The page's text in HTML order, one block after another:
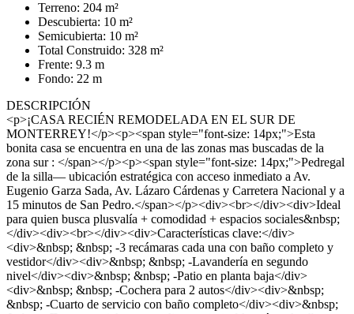
Terreno: 204 m²
Descubierta: 10 m²
Semicubierta: 10 m²
Total Construido: 328 m²
Frente: 9.3 m
Fondo: 22 m
DESCRIPCIÓN
<p>¡CASA RECIÉN REMODELADA EN EL SUR DE
MONTERREY!</p><p><span style="font-size: 14px;">Esta
bonita casa se encuentra en una de las zonas mas buscadas de la
zona sur : </span></p><p><span style="font-size: 14px;">Pedregal
de la silla— ubicación estratégica con acceso inmediato a Av.
Eugenio Garza Sada, Av. Lázaro Cárdenas y Carretera Nacional y a
15 minutos de San Pedro.</span></p><div><br></div><div>Ideal
para quien busca plusvalía + comodidad + espacios sociales&nbsp;
</div><div><br></div><div>Características clave:</div>
<div>&nbsp; &nbsp; -3 recámaras cada una con baño completo y
vestidor</div><div>&nbsp; &nbsp; -Lavandería en segundo
nivel</div><div>&nbsp; &nbsp; -Patio en planta baja</div>
<div>&nbsp; &nbsp; -Cochera para 2 autos</div><div>&nbsp;
&nbsp; -Cuarto de servicio con baño completo</div><div>&nbsp;